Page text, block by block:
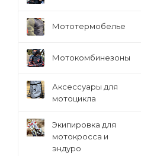
Мототермобелье
Мотокомбинезоны
Аксессуары для
мотоцикла
Экипировка для
мотокросса и
эндуро